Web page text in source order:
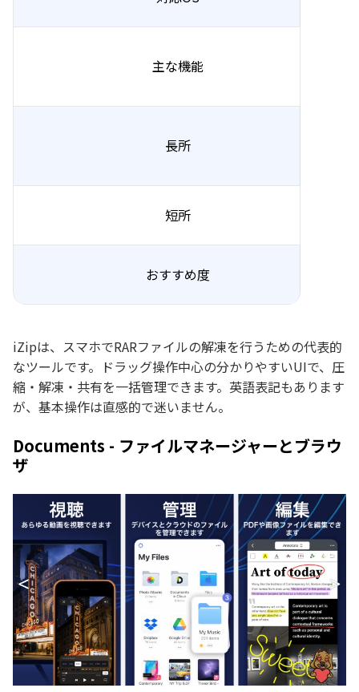
主な機能
長所
短所
おすすめ度
iZipは、スマホでRARファイルの解凍を行うための代表的
なツールです。ドラッグ操作中心の分かりやすいUIで、圧
縮・解凍・共有を一括管理できます。英語表記もあります
が、基本操作は直感的で迷いません。
Documents - ファイルマネージャーとブラウ
ザ